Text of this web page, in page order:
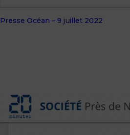
Presse Océan – 9 juillet 2022